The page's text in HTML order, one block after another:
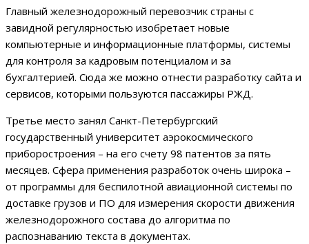
Главный железнодорожный перевозчик страны с
завидной регулярностью изобретает новые
компьютерные и информационные платформы, системы
для контроля за кадровым потенциалом и за
бухгалтерией. Сюда же можно отнести разработку сайта и
сервисов, которыми пользуются пассажиры РЖД.
Третье место занял Санкт-Петербургский
государственный университет аэрокосмического
приборостроения – на его счету 98 патентов за пять
месяцев. Сфера применения разработок очень широка –
от программы для беспилотной авиационной системы по
доставке грузов и ПО для измерения скорости движения
железнодорожного состава до алгоритма по
распознаванию текста в документах.